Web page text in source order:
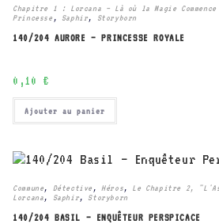
Chapitre 1 : Lorcana – Là où la Magie
Princesse , Saphir, Storyborn
140/204 AURORE – PRINCESSE ROYALE
0,10 €
Ajouter au panier
Commune, Détective , Héros, Le Chapitre 2,
Lorcana, Saphir, Storyborn
140/204 BASIL – ENQUÊTEUR PERSPICACE